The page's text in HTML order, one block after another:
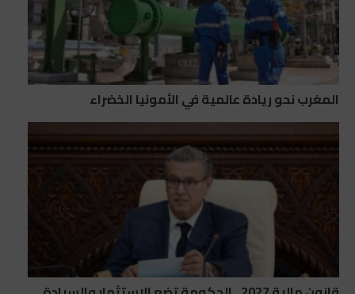
المغرب نحو ريادة عالمية في الأمونيا الخضراء